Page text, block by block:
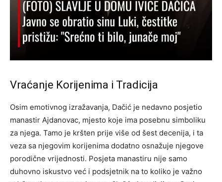
Vraćanje Korijenima i Tradicija
Osim emotivnog izražavanja, Dačić je nedavno posjetio
manastir Ajdanovac, mjesto koje ima posebnu simboliku
za njega. Tamo je kršten prije više od šest decenija, i ta
veza sa njegovim korijenima dodatno osnažuje njegove
porodične vrijednosti. Posjeta manastiru nije samo
duhovno iskustvo već i podsjetnik na to koliko je važno